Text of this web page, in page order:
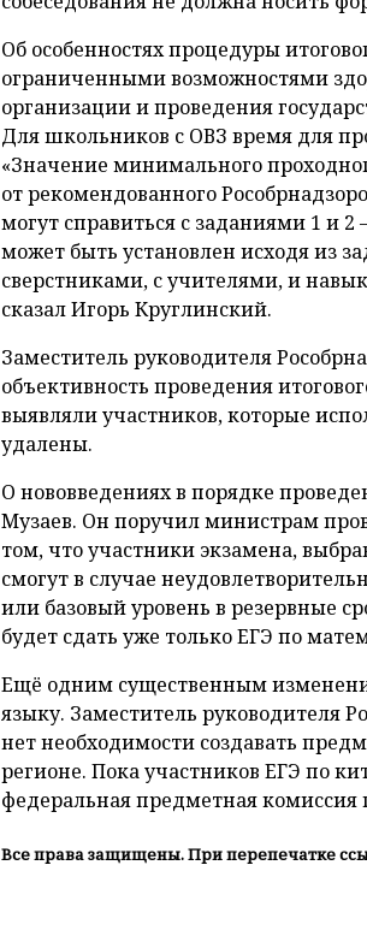
Об особенностях процедуры
ограниченными возможностями
организации и проведения
Для школьников с ОВЗ время для
«Значение минимального
от рекомендованного
могут справиться с заданиями 1 и
может быть установлен исходя из
сверстниками, с учителями, и
сказал Игорь Круглинский.
Заместитель руководителя
объективность проведения
выявляли участников, которые
удалены.
О нововведениях в порядке
Музаев. Он поручил министрам
том, что участники экзамена,
смогут в случае
или базовый уровень в резервные
будет сдать уже только ЕГЭ по
Ещё одним существенным
языку. Заместитель руководителя
нет необходимости создавать
регионе. Пока участников ЕГЭ по
федеральная предметная
Все права защищены. При перепечатке